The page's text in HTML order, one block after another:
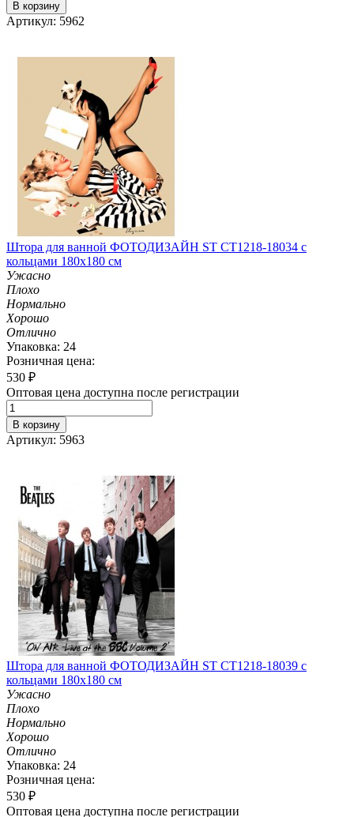
В корзину
Артикул: 5962
Штора для ванной ФОТОДИЗАЙН ST CT1218-18034 с
кольцами 180х180 см
Ужасно
Плохо
Нормально
Хорошо
Отлично
Упаковка: 24
Розничная цена:
530 ₽
Оптовая цена доступна после регистрации
В корзину
Артикул: 5963
Штора для ванной ФОТОДИЗАЙН ST CT1218-18039 с
кольцами 180х180 см
Ужасно
Плохо
Нормально
Хорошо
Отлично
Упаковка: 24
Розничная цена:
530 ₽
Оптовая цена доступна после регистрации